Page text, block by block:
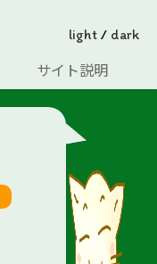
light / dark
サイト説明